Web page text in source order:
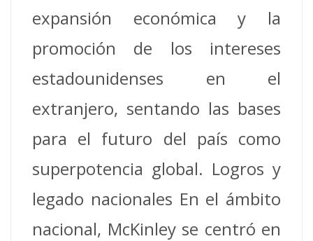
expansión económica y la
promoción de los intereses
estadounidenses en el
extranjero, sentando las bases
para el futuro del país como
superpotencia global. Logros y
legado nacionales En el ámbito
nacional, McKinley se centró en